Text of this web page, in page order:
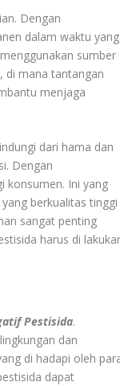
Dengan
dalam waktu yang
sumber
di mana tantangan
menjaga
dari hama dan
Dengan
konsumen. Ini yang
berkualitas tinggi
sangat penting
harus di
Pestisida.
dan
di hadapi oleh
dapat